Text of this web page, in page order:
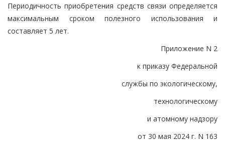
Периодичность приобретения средств связи определяется
максимальным сроком полезного использования и
составляет 5 лет.
Приложение N 2
к приказу Федеральной
службы по экологическому,
технологическому
и атомному надзору
от 30 мая 2024 г. N 163